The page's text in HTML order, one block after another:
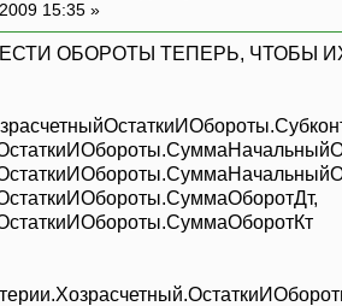
15:35 »
ОБОРОТЫ ТЕПЕРЬ, ЧТОБЫ